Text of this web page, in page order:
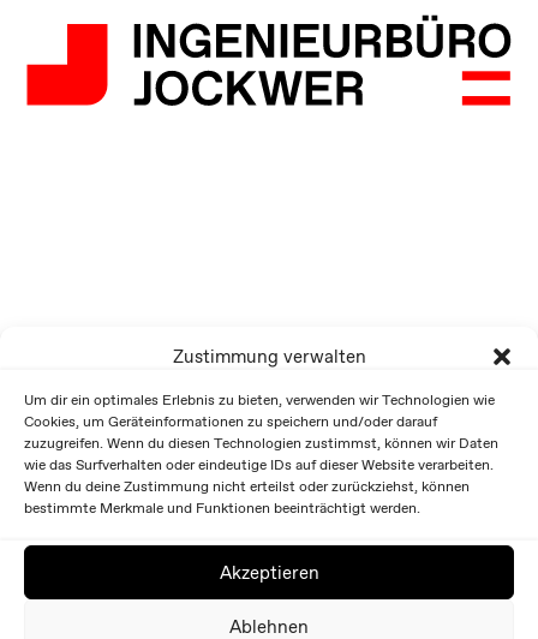
Zustimmung verwalten
Um dir ein optimales Erlebnis zu bieten, verwenden wir Technologien wie
Cookies, um Geräteinformationen zu speichern und/oder darauf
zuzugreifen. Wenn du diesen Technologien zustimmst, können wir Daten
wie das Surfverhalten oder eindeutige IDs auf dieser Website verarbeiten.
Wenn du deine Zustimmung nicht erteilst oder zurückziehst, können
bestimmte Merkmale und Funktionen beeinträchtigt werden.
Akzeptieren
Ablehnen